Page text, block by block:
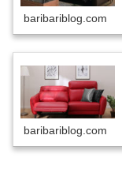
baribariblog.com
baribariblog.com